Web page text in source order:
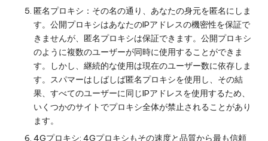
匿名プロキシ：その名の通り、あなたの身元を匿名にしま
す。公開プロキシはあなたのIPアドレスの機密性を保証で
きませんが、匿名プロキシは保証できます。公開プロキシ
のように複数のユーザーが同時に使用することができま
す。しかし、継続的な使用は現在のユーザー数に依存しま
す。スパマーはしばしば匿名プロキシを使用し、その結
果、すべてのユーザーに同じIPアドレスを使用するため、
いくつかのサイトでプロキシ全体が禁止されることがあり
ます。
4Gプロキシ: 4Gプロキシもその速度と品質から最も信頼